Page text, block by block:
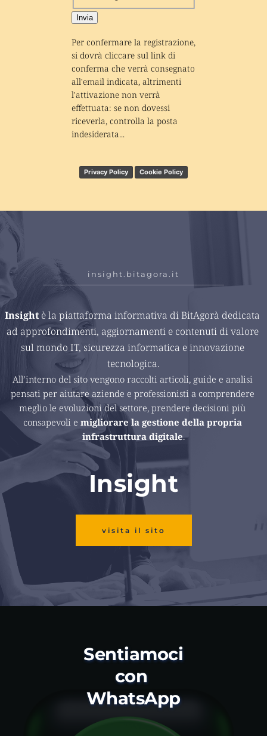
Invia
Per confermare la registrazione,
si dovrà cliccare sul link di
conferma che verrà consegnato
all'email indicata, altrimenti
l'attivazione non verrà
effettuata: se non dovessi
riceverla, controlla la posta
indesiderata...
Privacy Policy Cookie Policy
insight.bitagora.it
Insight è la piattaforma informativa di BitAgorà dedicata
ad approfondimenti, aggiornamenti e contenuti di valore
sul mondo IT, sicurezza informatica e innovazione
tecnologica.
All’interno del sito vengono raccolti articoli, guide e analisi
pensati per aiutare aziende e professionisti a comprendere
meglio le evoluzioni del settore, prendere decisioni più
consapevoli e migliorare la gestione della propria
infrastruttura digitale.
Insight
visita il sito
Sentiamoci
con
WhatsApp